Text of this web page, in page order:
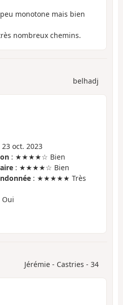
monotone mais bien
nombreux chemins.
belhadj
23 oct. 2023
: ★★★★☆ Bien
: ★★★★☆ Bien
: ★★★★★ Très
Oui
Jérémie - Castries - 34